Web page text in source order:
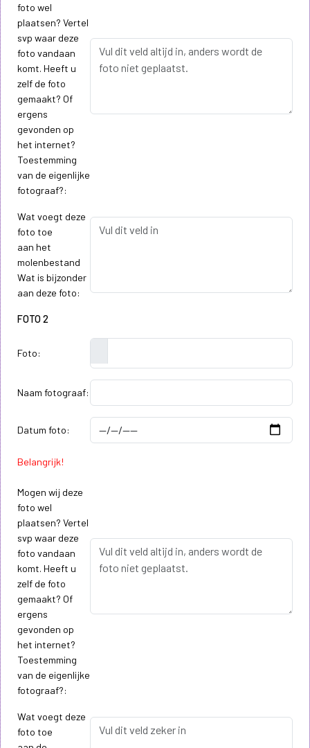
foto wel
plaatsen? Vertel
svp waar deze
foto vandaan
komt. Heeft u
zelf de foto
gemaakt? Of
ergens
gevonden op
het internet?
Toestemming
van de eigenlijke
fotograaf?:
Wat voegt deze
foto toe
aan het
molenbestand
Wat is bijzonder
aan deze foto:
FOTO 2
Foto:
Naam fotograaf:
Datum foto:
Belangrijk!
Mogen wij deze
foto wel
plaatsen? Vertel
svp waar deze
foto vandaan
komt. Heeft u
zelf de foto
gemaakt? Of
ergens
gevonden op
het internet?
Toestemming
van de eigenlijke
fotograaf?:
Wat voegt deze
foto toe